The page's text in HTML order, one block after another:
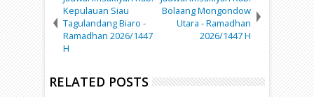
Kepulauan Siau
Tagulandang Biaro -
Ramadhan 2026/1447
H
Bolaang Mongondow
Utara - Ramadhan
2026/1447 H
RELATED POSTS